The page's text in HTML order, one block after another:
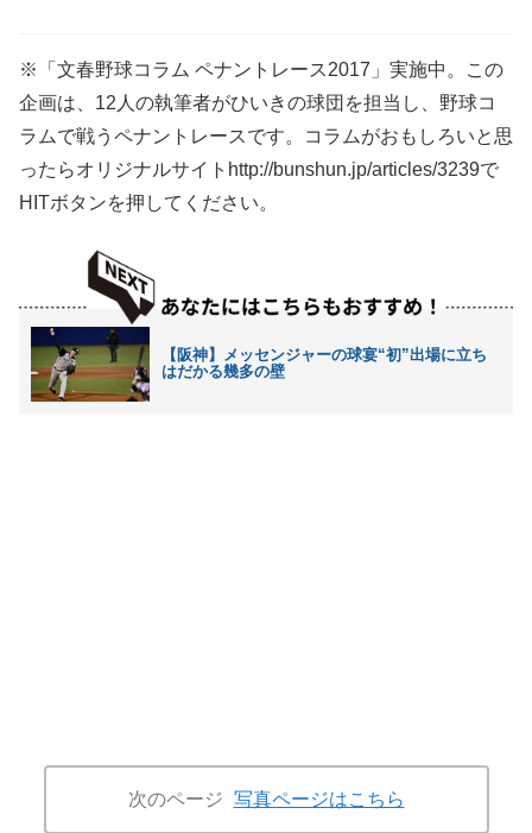
※「文春野球コラム ペナントレース2017」実施中。この
企画は、12人の執筆者がひいきの球団を担当し、野球コ
ラムで戦うペナントレースです。コラムがおもしろいと思
ったらオリジナルサイトhttp://bunshun.jp/articles/3239で
HITボタンを押してください。
【阪神】メッセンジャーの球宴“初”出場に立ち
はだかる幾多の壁
次のページ 写真ページはこちら